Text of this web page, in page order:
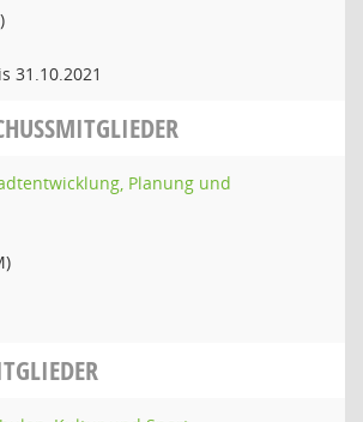
31.10.2021
Planung und